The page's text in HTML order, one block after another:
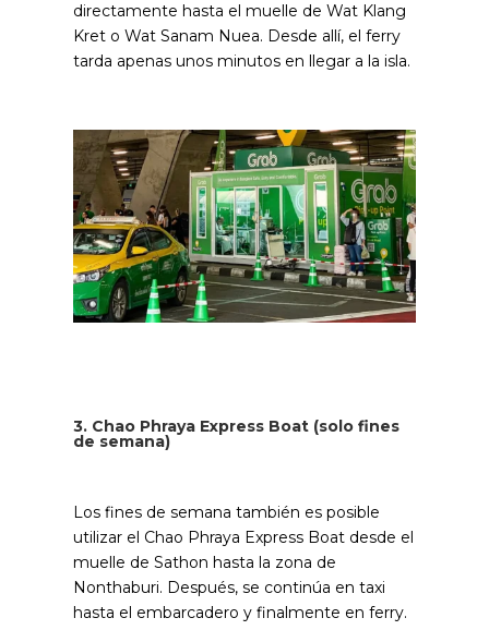
directamente hasta el muelle de Wat Klang
Kret o Wat Sanam Nuea. Desde allí, el ferry
tarda apenas unos minutos en llegar a la isla.
3. Chao Phraya Express Boat (solo fines
de semana)
Los fines de semana también es posible
utilizar el Chao Phraya Express Boat desde el
muelle de Sathon hasta la zona de
Nonthaburi. Después, se continúa en taxi
hasta el embarcadero y finalmente en ferry.